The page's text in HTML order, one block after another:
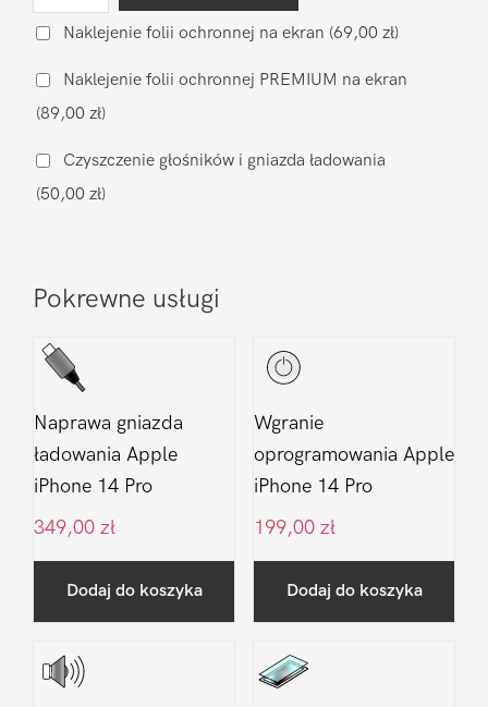
po
Apple
iPhone
14
Pro
Naklejenie folii ochronnej na ekran (69,00 zł)
Naklejenie folii ochronnej PREMIUM na ekran
(89,00 zł)
Czyszczenie głośników i gniazda ładowania
(50,00 zł)
Pokrewne usługi
Naprawa gniazda
ładowania Apple
iPhone 14 Pro
349,00 zł
Dodaj do koszyka
Wgranie
oprogramowania Apple
iPhone 14 Pro
199,00 zł
Dodaj do koszyka